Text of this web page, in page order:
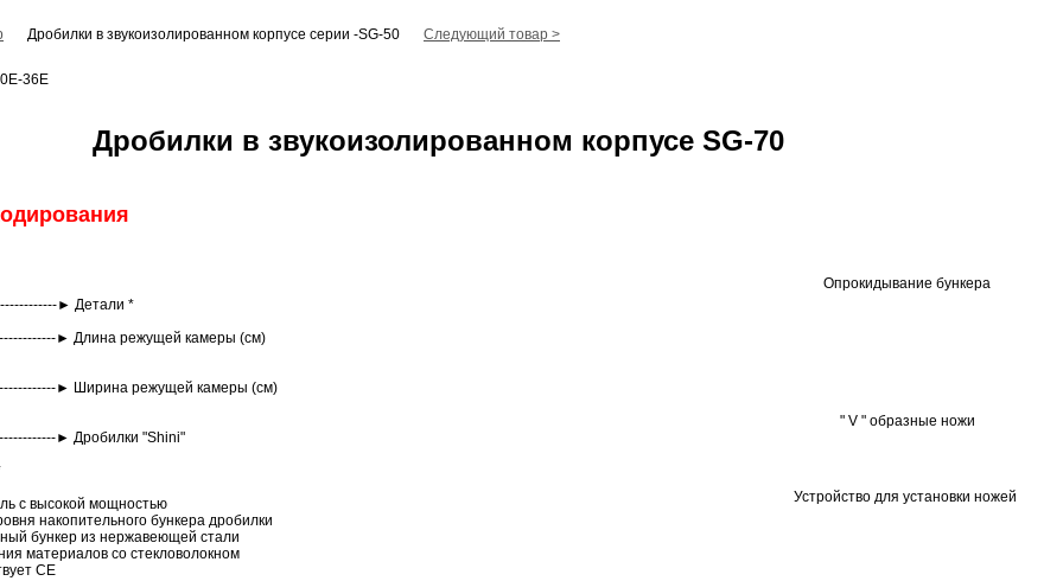
Дробилки в звукоизолированном корпусе серии -SG-50 Следующий товар >
36E
Дробилки в звукоизолированном корпусе SG-70
Опрокидывание бункера
" V " образные ножи
Устройство для установки ножей
► Детали *
► Длина режущей камеры (см)
► Ширина режущей камеры (см)
► Дробилки "Shini"
с высокой мощностью
накопительного бункера дробилки
бункер из нержавеющей стали
материалов со стекловолокном
СЕ